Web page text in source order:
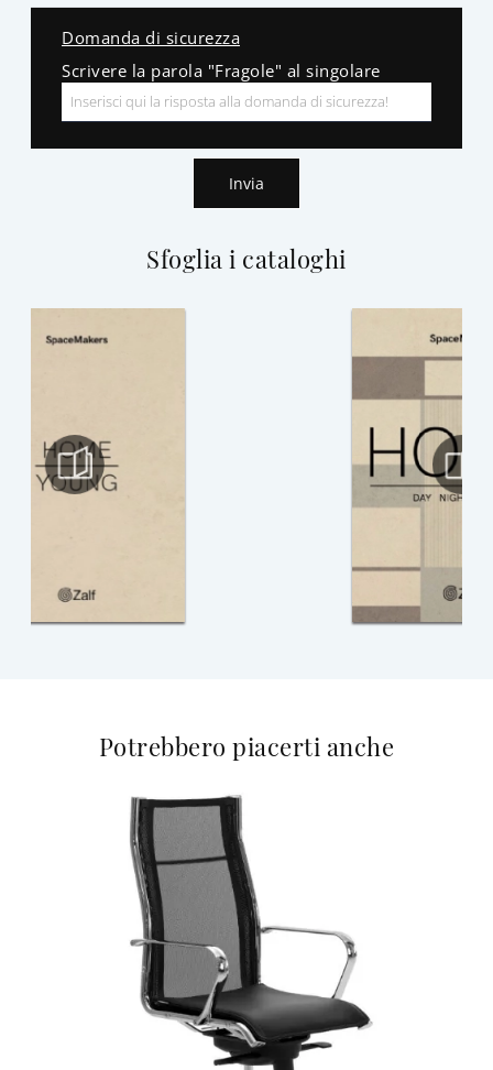
Sfoglia i cataloghi
Domanda di sicurezza
Scrivere la parola "Fragole" al singolare
Invia
Potrebbero piacerti anche